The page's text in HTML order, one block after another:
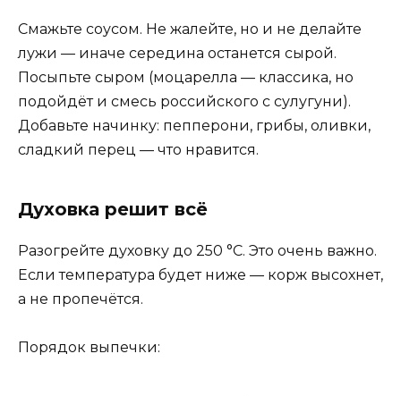
Смажьте соусом. Не жалейте, но и не делайте
лужи — иначе середина останется сырой.
Посыпьте сыром (моцарелла — классика, но
подойдёт и смесь российского с сулугуни).
Добавьте начинку: пепперони, грибы, оливки,
сладкий перец — что нравится.
Духовка решит всё
Разогрейте духовку до 250 °C. Это очень важно.
Если температура будет ниже — корж высохнет,
а не пропечётся.
Порядок выпечки: